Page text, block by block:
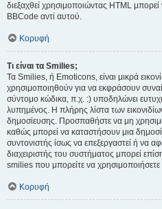
διεξαχθεί χρησιμοποιώντας HTML
BBCode αντί αυτού.
Κορυφή
Τι είναι τα Smilies;
Τα Smilies, ή Emoticons, είναι μικρά
χρησιμοποιηθούν για να εκφράσουν
σύντομο κώδικα, π.χ. :) υποδηλώνει
λυπημένος. Η πλήρης λίστα των
δημοσίευσης. Προσπαθήστε να μη
καθώς μπορεί να καταστήσουν μια
συντονιστής ίσως να επεξεργαστεί ή να
διαχειριστής του συστήματος μπορεί
smilies που μπορείτε να
Κορυφή